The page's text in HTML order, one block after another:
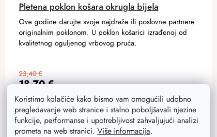
Koristimo kolačiće kako bismo vam omogućili udobno
pregledavanje web stranice i stalno poboljšavali njezine
funkcije, performanse i upotrebljivost zahvaljujući analizi
prometa na web stranici. Više informacija.
Pletena poklon košara okrugla bijela
18,70 €
23,40 €
Na zalihi4 kom
ADD TO CART
Ove godine darujte svoje najdraže ili poslovne partnere
originalnim poklonom. U poklon košarici izrađenoj od
kvalitetnog oguljenog vrbovog pruća.